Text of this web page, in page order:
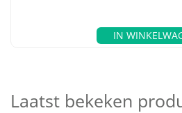
IN
Laatst bekeken